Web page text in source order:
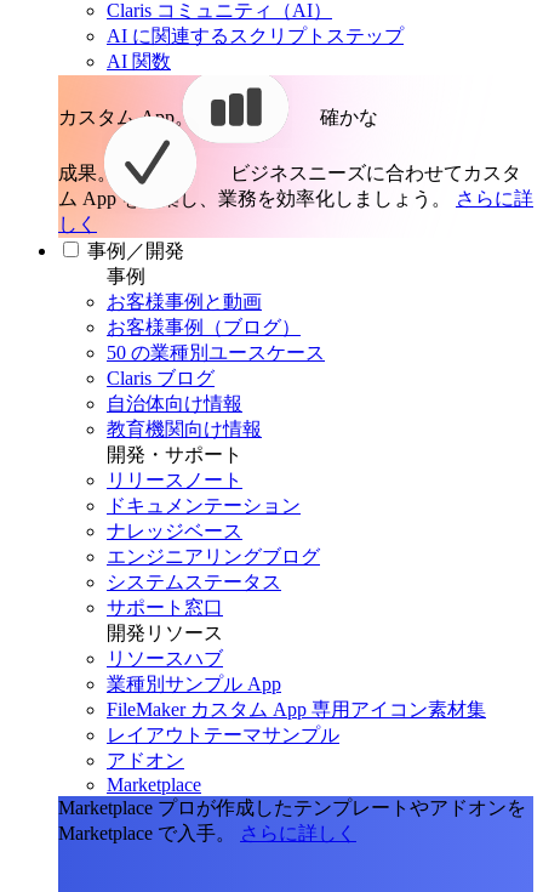
Claris コミュニティ（AI）
AI に関連するスクリプトステップ
AI 関数
カスタム App。 確かな
成果。
ビジネスニーズに合わせてカスタ
ム App を構築し、業務を効率化しましょう。
さらに詳
しく
事例／開発
事例
お客様事例と動画
お客様事例（ブログ）
50 の業種別ユースケース
Claris ブログ
自治体向け情報
教育機関向け情報
開発・サポート
リリースノート
ドキュメンテーション
ナレッジベース
エンジニアリングブログ
システムステータス
サポート窓口
開発リソース
リソースハブ
業種別サンプル App
FileMaker カスタム App 専用アイコン素材集
レイアウトテーマサンプル
アドオン
Marketplace
Marketplace プロが作成したテンプレートやアドオンを
Marketplace で入手。
さらに詳しく